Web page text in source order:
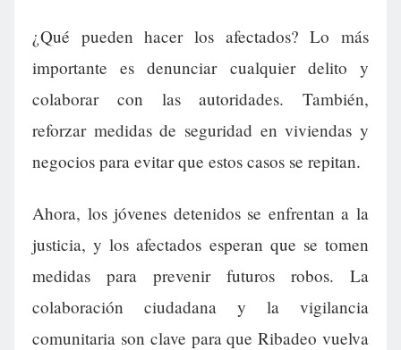
¿Qué pueden hacer los afectados? Lo más
importante es denunciar cualquier delito y
colaborar con las autoridades. También,
reforzar medidas de seguridad en viviendas y
negocios para evitar que estos casos se repitan.
Ahora, los jóvenes detenidos se enfrentan a la
justicia, y los afectados esperan que se tomen
medidas para prevenir futuros robos. La
colaboración ciudadana y la vigilancia
comunitaria son clave para que Ribadeo vuelva